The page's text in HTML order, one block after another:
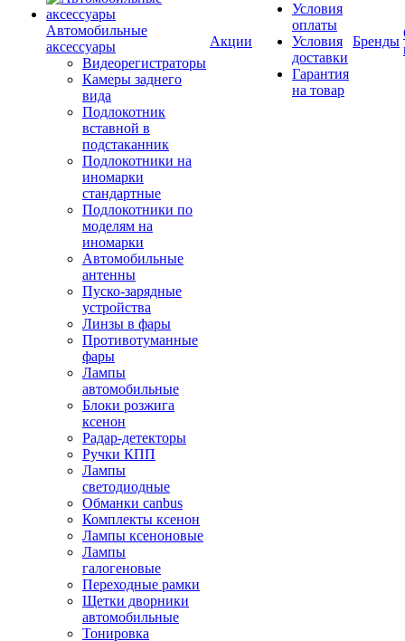
Автомобильные
аксессуары
Видеорегистраторы
Камеры заднего
вида
Подлокотник
вставной в
подстаканник
Подлокотники на
иномарки
стандартные
Подлокотники по
моделям на
иномарки
Автомобильные
антенны
Пуско-зарядные
устройства
Линзы в фары
Противотуманные
фары
Лампы
автомобильные
Блоки розжига
ксенон
Радар-детекторы
Ручки КПП
Лампы
светодиодные
Обманки canbus
Комплекты ксенон
Лампы ксеноновые
Лампы
галогеновые
Переходные рамки
Щетки дворники
автомобильные
Тонировка
Акции
Условия
оплаты
Условия
доставки
Гарантия
на товар
Бренды